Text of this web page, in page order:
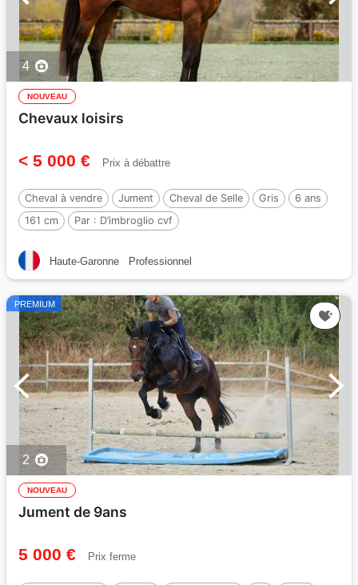
4
NOUVEAU
Chevaux loisirs
< 5 000 € Prix à débattre
Cheval à vendre Jument Cheval de Selle Gris
6 ans
161 cm
Par : D’imbroglio cvf
Haute-Garonne Professionnel
PREMIUM
2
NOUVEAU
Jument de 9ans
5 000 € Prix ferme